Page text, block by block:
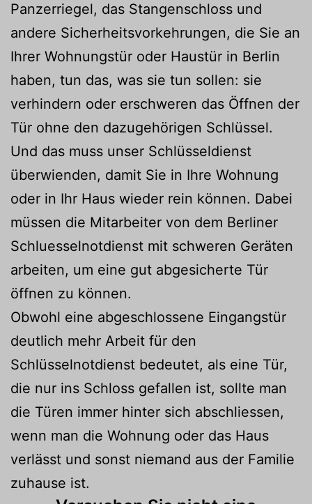
Panzerriegel, das Stangenschloss und
andere Sicherheitsvorkehrungen, die Sie an
Ihrer Wohnungstür oder Haustür in Berlin
haben, tun das, was sie tun sollen: sie
verhindern oder erschweren das Öffnen der
Tür ohne den dazugehörigen Schlüssel.
Und das muss unser Schlüsseldienst
überwienden, damit Sie in Ihre Wohnung
oder in Ihr Haus wieder rein können. Dabei
müssen die Mitarbeiter von dem Berliner
Schluesselnotdienst mit schweren Geräten
arbeiten, um eine gut abgesicherte Tür
öffnen zu können.
Obwohl eine abgeschlossene Eingangstür
deutlich mehr Arbeit für den
Schlüsselnotdienst bedeutet, als eine Tür,
die nur ins Schloss gefallen ist, sollte man
die Türen immer hinter sich abschliessen,
wenn man die Wohnung oder das Haus
verlässt und sonst niemand aus der Familie
zuhause ist.